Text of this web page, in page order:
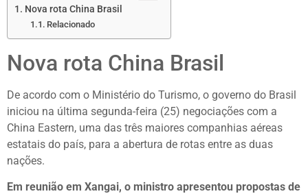
Nova rota China Brasil
Relacionado
Nova rota China Brasil
De acordo com o Ministério do Turismo, o governo do Brasil
iniciou na última segunda-feira (25) negociações com a
China Eastern, uma das três maiores companhias aéreas
estatais do país, para a abertura de rotas entre as duas
nações.
Em reunião em Xangai, o ministro apresentou propostas de